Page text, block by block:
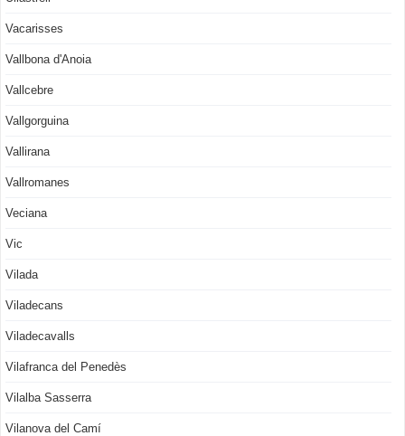
Vacarisses
Vallbona d'Anoia
Vallcebre
Vallgorguina
Vallirana
Vallromanes
Veciana
Vic
Vilada
Viladecans
Viladecavalls
Vilafranca del Penedès
Vilalba Sasserra
Vilanova del Camí